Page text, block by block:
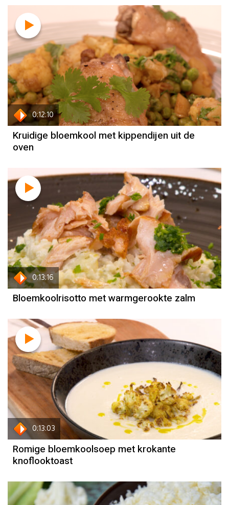
0:12:10
Recept
Mounir Toub
Kruidige bloemkool met kippendijen uit de
oven
0:13:16
Recept
Sandra Ysbrandy
Bloemkoolrisotto met warmgerookte zalm
0:13:03
Recept
Sandra Ysbrandy
Romige bloemkoolsoep met krokante
knoflooktoast